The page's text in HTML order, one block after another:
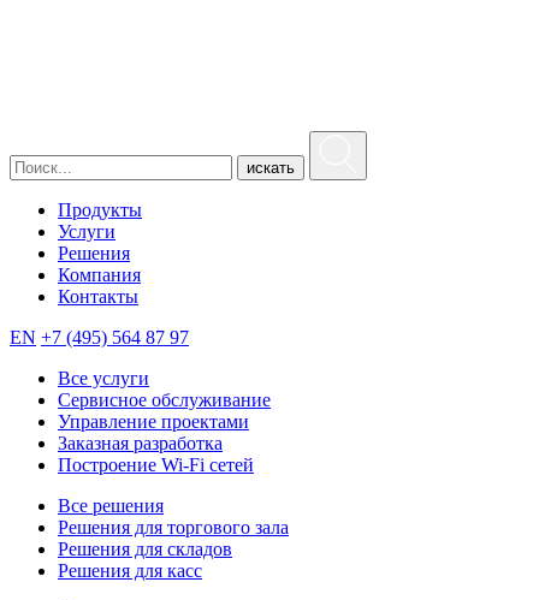
искать
Продукты
Услуги
Решения
Компания
Контакты
EN +7 (495) 564 87 97
Все услуги
Сервисное обслуживание
Управление проектами
Заказная разработка
Построение Wi-Fi сетей
Все решения
Решения для торгового зала
Решения для складов
Решения для касс